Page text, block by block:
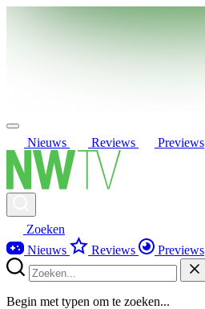
Nieuws Reviews Previews
Zoeken
Nieuws
Reviews Previews
Begin met typen om te zoeken...